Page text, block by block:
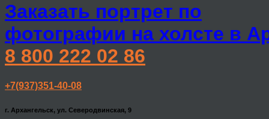
Заказать портрет по
фотографии на холсте в
8 800 222 02 86
+7(937)351-40-08
г. Архангельск, ул. Северодвинская, 9